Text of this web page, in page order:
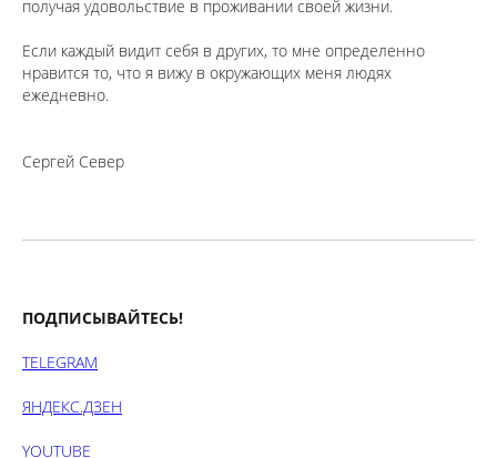
получая удовольствие в проживании своей жизни.
Если каждый видит себя в других, то мне определенно
нравится то, что я вижу в окружающих меня людях
ежедневно.
Сергей Север
ПОДПИСЫВАЙТЕСЬ!
TELEGRAM
ЯНДЕКС.ДЗЕН
YOUTUBE